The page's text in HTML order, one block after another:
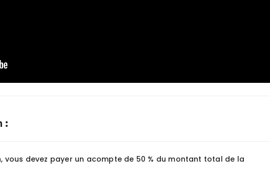
:
vous devez payer un acompte de 50 % du montant total de la